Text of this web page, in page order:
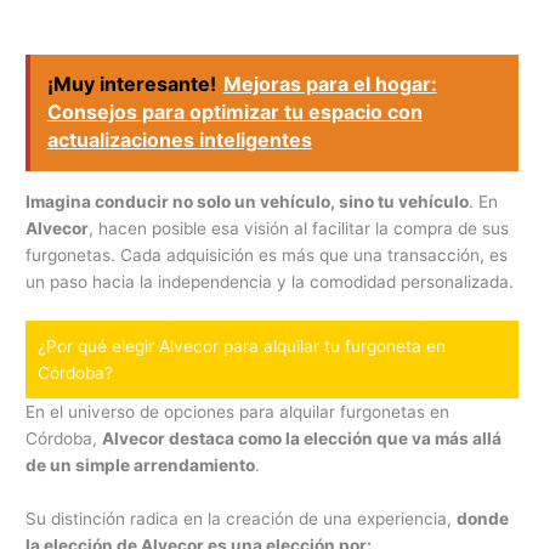
¡Muy interesante! Mejoras para el hogar:
Consejos para optimizar tu espacio con
actualizaciones inteligentes
Imagina conducir no solo un vehículo, sino tu vehículo. En
Alvecor, hacen posible esa visión al facilitar la compra de sus
furgonetas. Cada adquisición es más que una transacción, es
un paso hacia la independencia y la comodidad personalizada.
¿Por qué elegir Alvecor para alquilar tu furgoneta en
Córdoba?
En el universo de opciones para alquilar furgonetas en
Córdoba,Alvecor destaca como la elección que va más allá
de un simple arrendamiento.
Su distinción radica en la creación de una experiencia,donde